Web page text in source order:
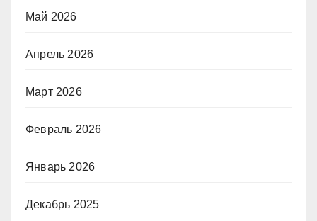
Май 2026
Апрель 2026
Март 2026
Февраль 2026
Январь 2026
Декабрь 2025